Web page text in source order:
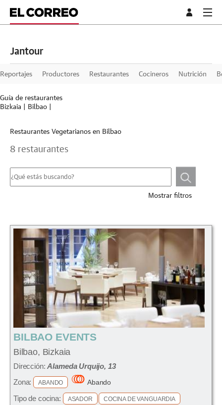
Jantour
Reportajes Productores Restaurantes Cocineros Nutrición
Guía de restaurantes
Bizkaia
Bilbao
Restaurantes Vegetarianos en Bilbao
8 restaurantes
Mostrar filtros
BILBAO EVENTS
Bilbao, Bizkaia
Dirección:Alameda Urquijo, 13
Zona:
ABANDO Abando
Tipo de cocina: ASADOR COCINA DE VANGUARDIA